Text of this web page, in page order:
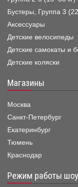
Бустеры, Группа 3
Аксессуары
Детские велосипеды
Детские самокаты и
Детские коляски
Магазины
Москва
Санкт-Петербург
Екатеринбург
Тюмень
Краснодар
Режим работы